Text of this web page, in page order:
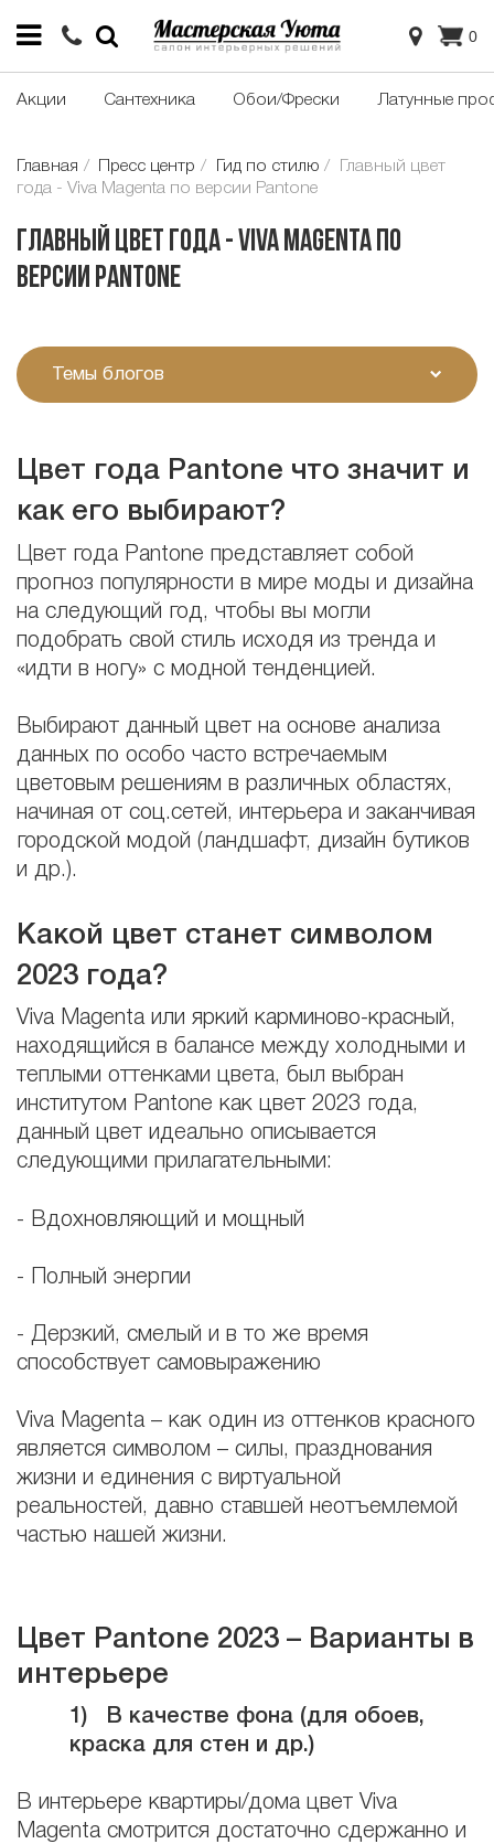
0
Акции Сантехника Обои/Фрески Латунные
Главная Пресс центр Гид по стилю
Главный цвет
года - Viva Magenta по версии Pantone
Главный цвет года - Viva Magenta по
версии Pantone
Цвет года Pantone что значит и
как его выбирают?
Цвет года Pantone представляет собой
прогноз популярности в мире моды и дизайна
на следующий год, чтобы вы могли
подобрать свой стиль исходя из тренда и
«идти в ногу» с модной тенденцией.
Выбирают данный цвет на основе анализа
данных по особо часто встречаемым
цветовым решениям в различных областях,
начиная от соц.сетей, интерьера и заканчивая
городской модой (ландшафт, дизайн бутиков
и др.).
Какой цвет станет символом
2023 года?
Viva Magenta или яркий карминово-красный,
находящийся в балансе между холодными и
теплыми оттенками цвета, был выбран
институтом Pantone как цвет 2023 года,
данный цвет идеально описывается
следующими прилагательными:
- Вдохновляющий и мощный
- Полный энергии
- Дерзкий, смелый и в то же время
способствует самовыражению
Viva Magenta – как один из оттенков красного
является символом – силы, празднования
жизни и единения с виртуальной
реальностей, давно ставшей неотъемлемой
частью нашей жизни.
Цвет Pantone 2023 – Варианты в
интерьере
1)
В качестве фона (для обоев,
краска для стен и др.)
В интерьере квартиры/дома цвет Viva
Magenta смотрится достаточно сдержанно и
Темы блогов